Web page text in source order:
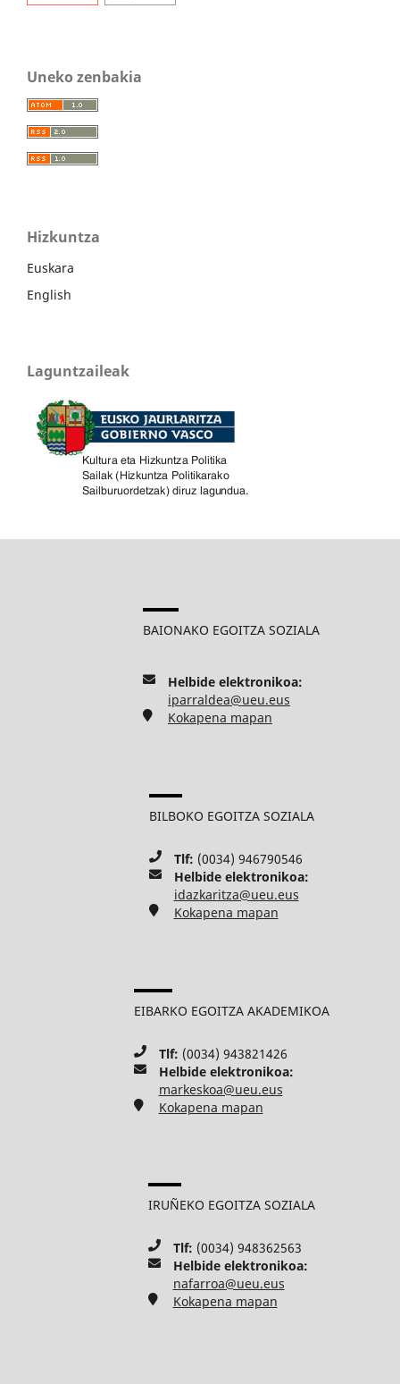
Uneko zenbakia
Hizkuntza
Euskara
English
Laguntzaileak
BAIONAKO EGOITZA SOZIALA
Helbide elektronikoa:
iparraldea@ueu.eus
Kokapena mapan
BILBOKO EGOITZA SOZIALA
Tlf: (0034) 946790546
Helbide elektronikoa:
idazkaritza@ueu.eus
Kokapena mapan
EIBARKO EGOITZA AKADEMIKOA
Tlf: (0034) 943821426
Helbide elektronikoa:
markeskoa@ueu.eus
Kokapena mapan
IRUÑEKO EGOITZA SOZIALA
Tlf: (0034) 948362563
Helbide elektronikoa:
nafarroa@ueu.eus
Kokapena mapan